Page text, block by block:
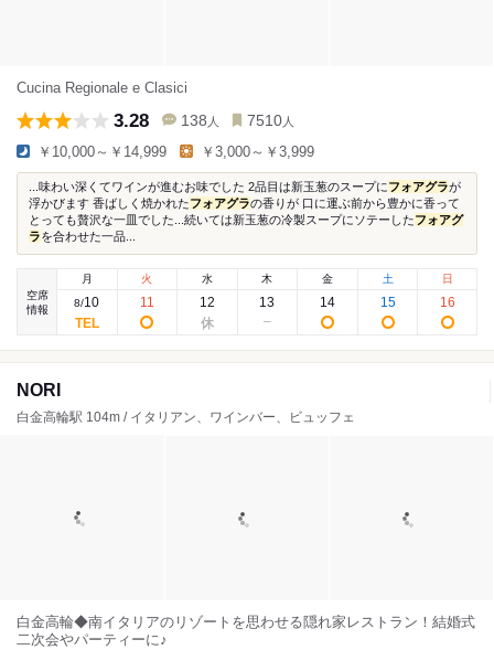
Cucina Regionale e Clasici
3.28 138 人 7510 人
￥10,000～￥14,999 ￥3,000～￥3,999
...味わい深くてワインが進むお味でした 2品目は新玉葱のスープにフォアグラが
浮かびます 香ばしく焼かれたフォアグラの香りが 口に運ぶ前から豊かに香って
とっても贅沢な一皿でした...続いては新玉葱の冷製スープにソテーしたフォアグ
ラを合わせた一品...
空席
情報
月
8/10
火
11
水
12
木
13
金
14
土
15
日
16
NORI
白金高輪駅 104m / イタリアン、ワインバー、ビュッフェ
白金高輪◆南イタリアのリゾートを思わせる隠れ家レストラン！結婚式
二次会やパーティーに♪